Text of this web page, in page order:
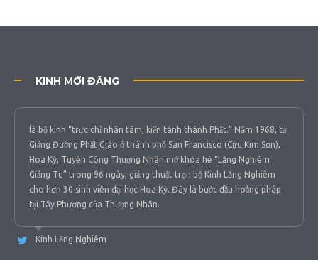
KINH MỚI ĐĂNG
Kinh Lăng Nghiêm
là bộ kinh “trực chỉ nhân tâm, kiến tánh thành Phật.” Năm 1968, tại
Giảng Đường Phật Giáo ở thành phố San Francisco (Cựu Kim Sơn),
Hoa Kỳ, Tuyên Công Thượng Nhân mở khóa hè “Lăng Nghiêm
Giảng Tu” trong 96 ngày, giảng thuật trọn bộ Kinh Lăng Nghiêm
cho hơn 30 sinh viên đại học Hoa Kỳ. Đây là bước đầu hoằng pháp
tại Tây Phương của Thượng Nhân.